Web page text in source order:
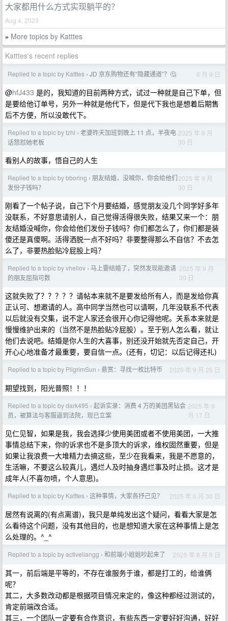
大家都用什么方式实现躺平的？
Aug 4, 2023
» More topics by Katttes
Katttes's recent replies
Replied to a topic by Katttes › JD 京东购物还有“隐藏通道”？🤔 6 月 9 日
@hfJ433 是的，我知道的目前两种方式，试过一种就是自己下单，但
是要给他订单号，另外一种就是他代下，但是代下我也是想着后期售
后不方便，所以没敢代下。
Replied to a topic by tzhl › 老婆昨天加班到晚上 11 点，半夜电
话怒怼她老板
2025 年 9 月
30 日
看别人的故事，悟自己的人生
Replied to a topic by bboring › 朋友结婚，没喊你，你会给他们
发份子钱吗？
2025 年 9 月
30 日
刚看了一个帖子说，自己下个月要结婚，感觉朋友没几个同学好多年
没联系，不好意思请别人，自己觉得活得很失败，结果又来一个：朋
友结婚没喊你，你会给他们发份子钱吗？你们都怎么了，你们都是装
傻还是真傻啊。活得洒脱一点不好吗？非要整得那么不自信？不去怎
么了，非要热脸贴冷屁股上吗？
Replied to a topic by vhellov › 马上要结婚了，突然发现能邀请
的朋友屈指可数
2025 年 9 月
30 日
这就失败了？？？？？请帖本来就不是要发给所有人，而是发给你真
正认可、想邀请的人。高中同学当然也可以请啊，几年没联系不代表
以后就没有交集，说不定人家还会很开心你记得他呢。关系本来就是
慢慢维护出来的（当然不是热脸贴冷屁股）。至于别人怎么看，就让
他们去说吧。结婚是你人生的大喜事，别还没开始就先否定自己，开
开心心地准备才最重要，要自信一点。(还有，切记：以后记得还礼)
Replied to a topic by PilgrimSun › 悬赏：寻找一枚比特币 2025 年 9 月 25 日
期望找到，阳光普照！！！
Replied to a topic by dark495 › 起诉实录：消费 4 万的美团黑钻会
员，被算法与客服逼到法院，现已立案
2025 年 9
月 17 日
见仁见智，如果是我，我会选择少使用美团或者不使用美团，一大推
事情总结下来，你的诉求也不是多顶大的诉求，维权固然重要，但是
如果让我浪费一大堆精力去搞这些，至少在我看来，我是不愿意的，
生活嘛，不要这么较真儿，遇烂人及时抽身遇烂事及时止损。这才是
成年人(不喜勿喷，个人意思)。
Replied to a topic by Katttes › 这种事情，大家各抒己见？ 2025 年 8 月 30 日
居然有说离的(有点离谱)，我只是单纯发出这个疑问，看看大家是怎
么看待这个问题，没有其他目的，也是想知道大家在这种事情上是怎
么处理的。^_^
Replied to a topic by activeliangg › 和前端小姐姐吵起来了 2025 年 8 月 9 日
其一，前后端是平等的，不存在谁服务于谁，都是打工的，给谁俩
呢？
其二，大多数改动都是根据项目情况来定的，像这种都经过测试的，
肯定前端改合适。
其三，一个团队一定要有合作意识，有些东西一定要好好沟通，好好